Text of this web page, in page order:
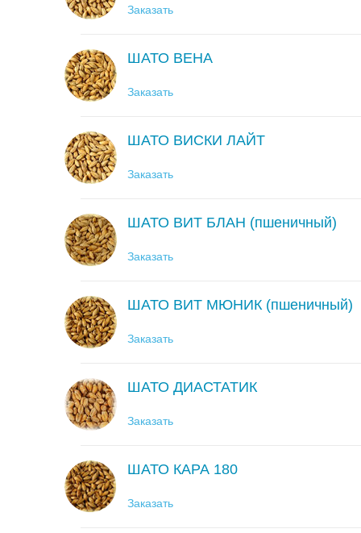
Заказать
ШАТО ВЕНА
Заказать
ШАТО ВИСКИ ЛАЙТ
Заказать
ШАТО ВИТ БЛАН (пшеничный)
Заказать
ШАТО ВИТ МЮНИК (пшеничный)
Заказать
ШАТО ДИАСТАТИК
Заказать
ШАТО КАРА 180
Заказать